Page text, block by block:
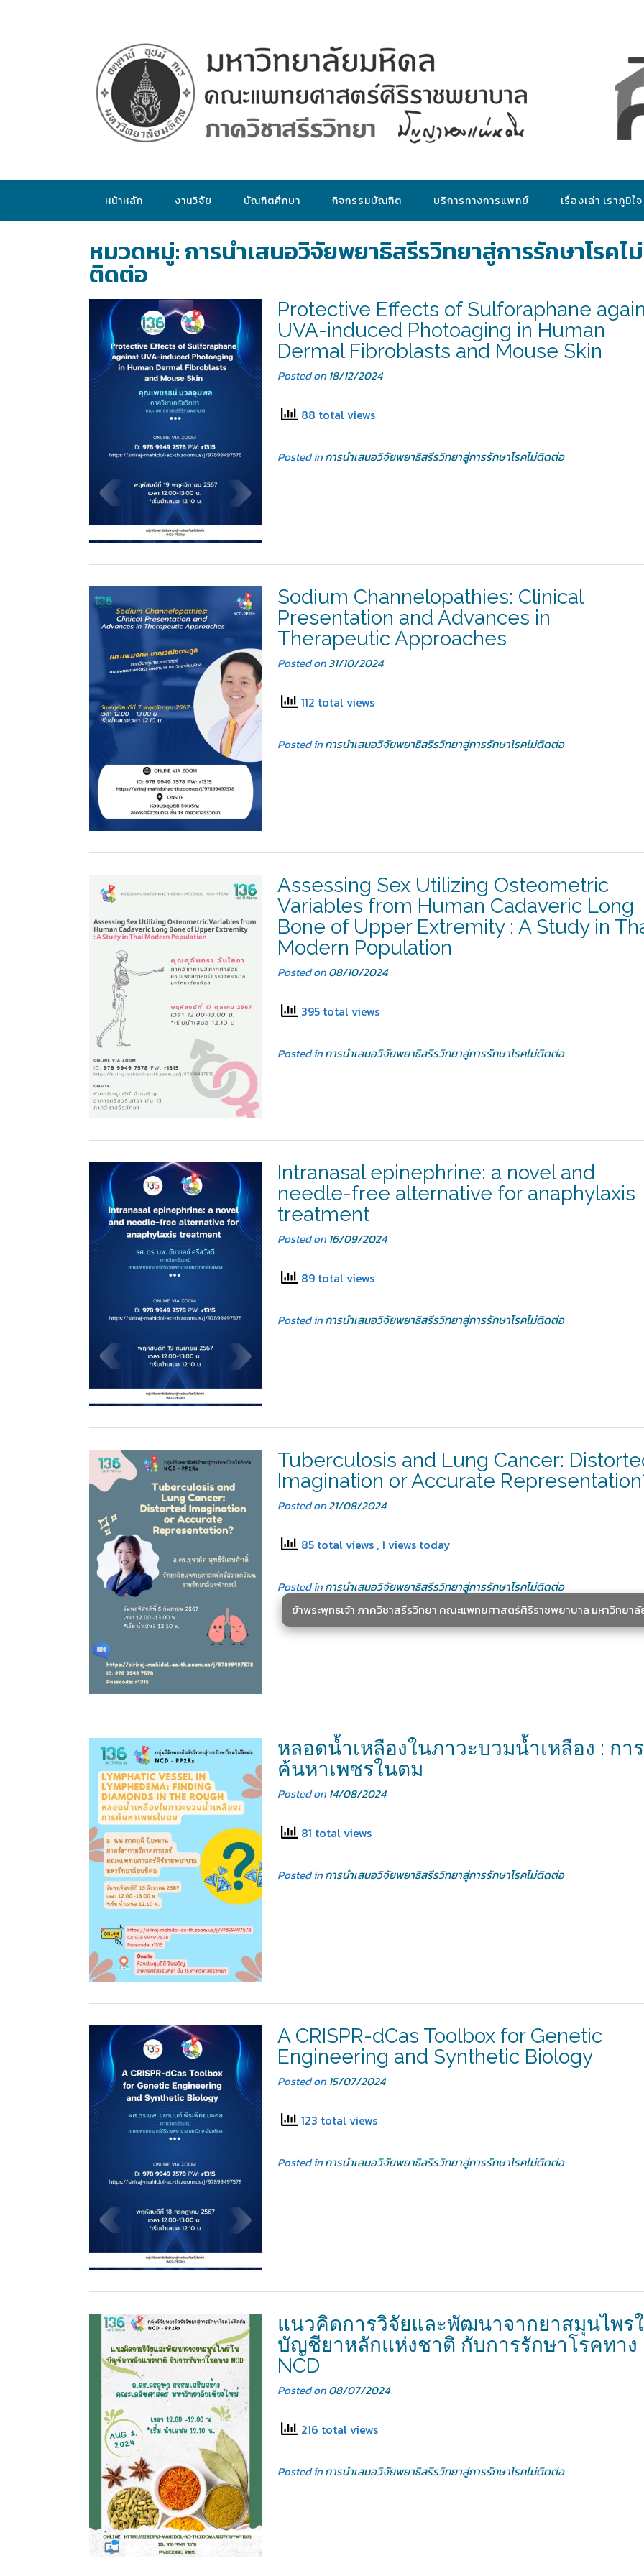
ข้าพระพุทธเจ้า ภาควิชาสรีรวิทยา คณะแพทยศาสตร์ศิริราชพยาบาล มหาวิทยา
หน้าหลัก งานวิจัย บัณฑิตศึกษา กิจกรรมบัณฑิต บริการทางการแพทย์ เรื่องเล่า เราภูมิใจ
หมวดหมู่:การนำเสนอวิจัยพยาธิสรีรวิทยาสู่การรักษาโรคไม่
ติดต่อ
Protective Effects of Sulforaphane
UVA-induced Photoaging in Human
Dermal Fibroblasts and Mouse Skin
Posted on18/12/2024
88 total views
Posted inการนำเสนอวิจัยพยาธิสรีรวิทยาสู่การรักษาโรคไม่ติดต่อ
Sodium Channelopathies: Clinical
Presentation and Advances in
Therapeutic Approaches
Posted on31/10/2024
112 total views
Posted inการนำเสนอวิจัยพยาธิสรีรวิทยาสู่การรักษาโรคไม่ติดต่อ
Assessing Sex Utilizing Osteometric
Variables from Human Cadaveric Long
Bone of Upper Extremity : A Study in
Modern Population
Posted on08/10/2024
395 total views
Posted inการนำเสนอวิจัยพยาธิสรีรวิทยาสู่การรักษาโรคไม่ติดต่อ
Intranasal epinephrine: a novel and
needle-free alternative for anaphylaxis
treatment
Posted on16/09/2024
89 total views
Posted inการนำเสนอวิจัยพยาธิสรีรวิทยาสู่การรักษาโรคไม่ติดต่อ
Tuberculosis and Lung Cancer:
Imagination or Accurate
Posted on21/08/2024
85 total views , 1 views today
Posted inการนำเสนอวิจัยพยาธิสรีรวิทยาสู่การรักษาโรคไม่ติดต่อ
หลอดน้ำเหลืองในภาวะบวมน้ำเหลือง : การ
ค้นหาเพชรในตม
Posted on14/08/2024
81 total views
Posted inการนำเสนอวิจัยพยาธิสรีรวิทยาสู่การรักษาโรคไม่ติดต่อ
A CRISPR-dCas Toolbox for Genetic
Engineering and Synthetic Biology
Posted on15/07/2024
123 total views
Posted inการนำเสนอวิจัยพยาธิสรีรวิทยาสู่การรักษาโรคไม่ติดต่อ
แนวคิดการวิจัยและพัฒนาจากยาสมุนไพร
บัญชียาหลักแห่งชาติ กับการรักษาโรคทาง
NCD
Posted on08/07/2024
216 total views
Posted inการนำเสนอวิจัยพยาธิสรีรวิทยาสู่การรักษาโรคไม่ติดต่อ